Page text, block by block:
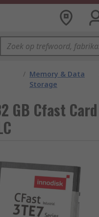
/ Memory & Data
Storage
GB Cfast